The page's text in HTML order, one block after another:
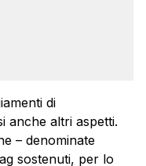
di
anche altri aspetti.
– denominate
sostenuti, per lo